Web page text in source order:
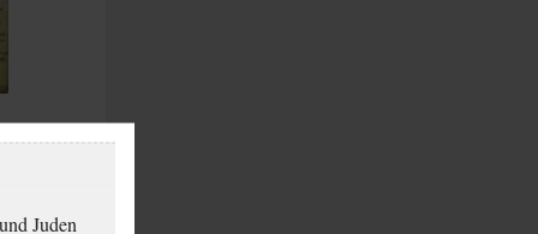
Juden